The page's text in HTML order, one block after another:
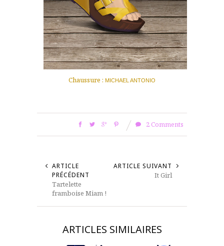
Chaussure : MICHAEL ANTONIO
2 Comments
ARTICLE
PRÉCÉDENT
Tartelette
framboise Miam !
ARTICLE SUIVANT
It Girl
ARTICLES SIMILAIRES